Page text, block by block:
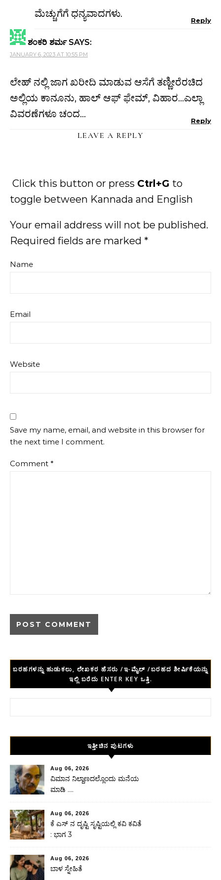
ಮೆಚ್ಚುಗೆಗೆ ಧನ್ಯವಾದಗಳು.
Reply
ಶಂಕರಿ ಶರ್ಮ SAYS:
JANUARY 6, 2023 AT 10:55 PM
ಲೇಹ್ ನಲ್ಲಿ ಜಾಗ ಖರೀದಿ ಮಾಡುವ ಆಸೆಗೆ ತಣ್ಣೀರೆರಚಿದ
ಅಲ್ಲಿಯ ಕಾನೂನು, ಹಾಲ್ ಆಫ್ ಫೇಮ್, ವಿಹಾರ…ಎಲ್ಲಾ
ವಿವರಣೆಗಳೂ ಚಂದ…
Reply
LEAVE A REPLY
Click this button or press Ctrl+G to
toggle between Kannada and English
Your email address will not be published.
Required fields are marked *
Name
Email
Website
Save my name, email, and website in this browser for
the next time I comment.
Comment *
ಬರಹಗಳನ್ನು ಹುಡುಕಲು, ಲೇಖಕರ ಹೆಸರು /ಇ-ಮೈಲ್ /ಬರಹದ ಶೀರ್ಷಿಕೆಯನ್ನು
ಇಲ್ಲಿ ಬರೆದು ENTER KEY ಒತ್ತಿ.
ಇತ್ತೀಚಿನ ಪುಟಗಳು
Aug 06, 2026
ವಿಮಾನ ನಿಲ್ದಾಣದಲ್ಲೊಂದು ಮನೆಯ
ಮಾಡಿ ….
Aug 06, 2026
ಕೆ ಎಸ್ ನ ದೃಷ್ಟಿ ಸೃಷ್ಟಿಯಲ್ಲಿ ಕವಿ ಕವಿತೆ
: ಭಾಗ 3
Aug 06, 2026
ಬಾಳ ಸ್ನೇಹಿತೆ